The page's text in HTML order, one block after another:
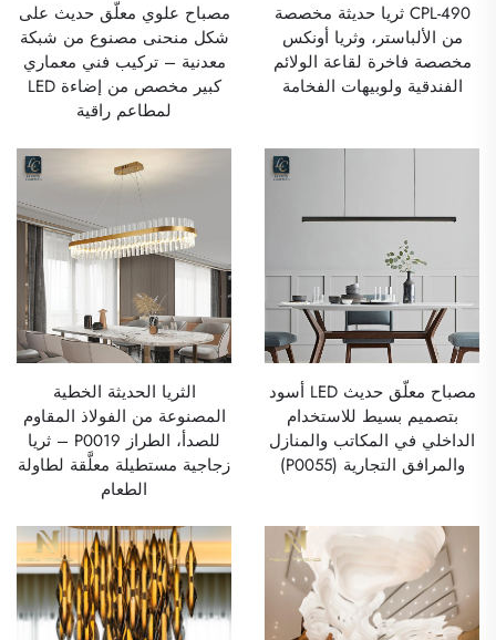
CPL-490 ثريا حديثة مخصصة
من الألباستر، وثريا أونكس
مخصصة فاخرة لقاعة الولائم
الفندقية ولوبيهات الفخامة
مصباح علوي معلَّق حديث على
شكل منحنى مصنوع من شبكة
معدنية – تركيب فني معماري
كبير مخصص من إضاءة LED
لمطاعم راقية
مصباح معلّق حديث LED أسود
بتصميم بسيط للاستخدام
الداخلي في المكاتب والمنازل
والمرافق التجارية (P0055)
الثريا الحديثة الخطية
المصنوعة من الفولاذ المقاوم
للصدأ، الطراز P0019 – ثريا
زجاجية مستطيلة معلَّقة لطاولة
الطعام